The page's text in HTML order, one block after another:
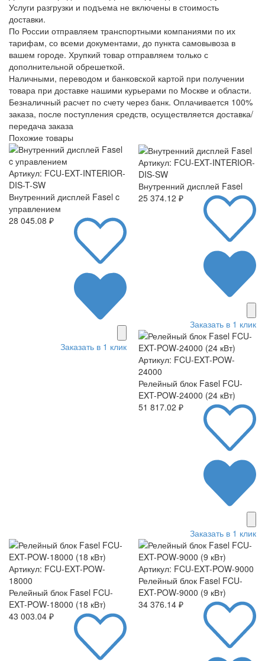
Услуги разгрузки и подъема не включены в стоимость
доставки.
По России отправляем транспортными компаниями по их
тарифам, со всеми документами, до пункта самовывоза в
вашем городе. Хрупкий товар отправляем только с
дополнительной обрешеткой.
Наличными, переводом и банковской картой при получении
товара при доставке нашими курьерами по Москве и области.
Безналичный расчет по счету через банк. Оплачивается 100%
заказа, после поступления средств, осуществляется доставка/
передача заказа
Похожие товары
Артикул: FCU-EXT-INTERIOR-
DIS-T-SW
Внутренний дисплей Fasel c
управлением
28 045.08 ₽
Заказать в 1 клик
Артикул: FCU-EXT-INTERIOR-
DIS-SW
Внутренний дисплей Fasel
25 374.12 ₽
Заказать в 1 клик
Артикул: FCU-EXT-POW-
24000
Релейный блок Fasel FCU-
EXT-POW-24000 (24 кВт)
51 817.02 ₽
Заказать в 1 клик
Артикул: FCU-EXT-POW-
18000
Релейный блок Fasel FCU-
EXT-POW-18000 (18 кВт)
43 003.04 ₽
Артикул: FCU-EXT-POW-9000
Релейный блок Fasel FCU-
EXT-POW-9000 (9 кВт)
34 376.14 ₽